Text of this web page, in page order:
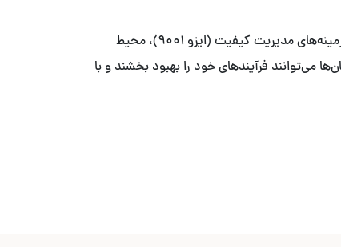
با ما آخرین به‌روزرسانی‌ها و تغییرات مهم در استانداردهای بین‌المللی را دنبال کنید. این اخبار شامل به‌روزرسانی‌های جدید ایزو در زمینه‌های مدیریت کیفیت (ایزو ۹۰۰۱)، محیط
می‌باشد. با اطلاع از این تغییرات، سازمان‌ها می‌توانند فرآیندهای خود را بهبود بخشند و با